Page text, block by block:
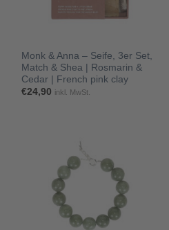
Monk & Anna – Seife, 3er Set,
Match & Shea | Rosmarin &
Cedar | French pink clay
€24,90 inkl. MwSt.